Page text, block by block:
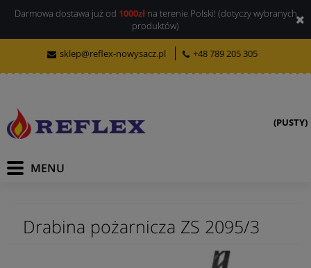
Darmowa dostawa już od 1000złna terenie Polski! (dotyczy wybranych
produktów)
sklep@reflex-nowysacz.pl +48 789 205 305
(PUSTY)
Drabina pożarnicza ZS 2095/3